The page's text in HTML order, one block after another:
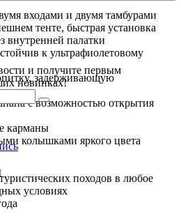
входами и двумя тамбурами
тенте, быстрая установка
внутренней палатки
к ультрафиолетовому
задерживающую
с возможностью открытия
карманы
колышками яркого цвета
походов в любое
условиях
и получите первым
новинках!